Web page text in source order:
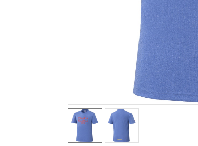
ウィンタースポーツ